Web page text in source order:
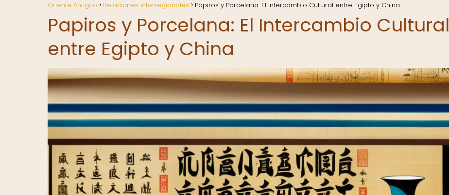
Oriente Antiguo Relaciones Interregionales Papiros y Porcelana: El Intercambio Cultural entre Egipto y China
Papiros y Porcelana: El Intercambio Cultural
entre Egipto y China